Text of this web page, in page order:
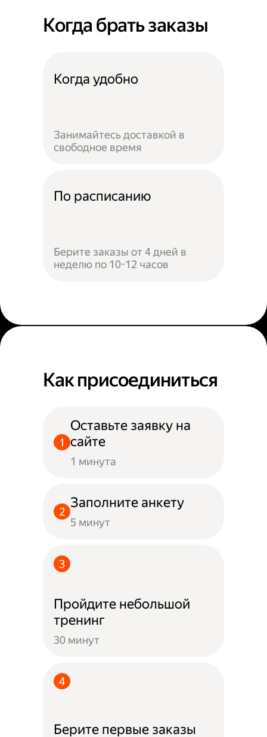
Когда брать заказы
Когда удобно
Занимайтесь доставкой в
свободное время
По расписанию
Берите заказы от 4 дней в
неделю по 10-12 часов
Как присоединиться
Оставьте заявку на
сайте
1 минута
Заполните анкету
5 минут
Пройдите небольшой
тренинг
30 минут
Берите первые заказы